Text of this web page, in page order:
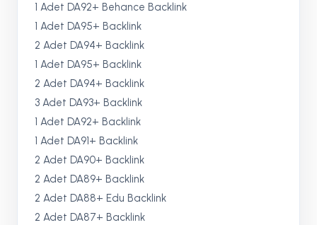
1 Adet DA92+ Behance Backlink
1 Adet DA95+ Backlink
2 Adet DA94+ Backlink
1 Adet DA95+ Backlink
2 Adet DA94+ Backlink
3 Adet DA93+ Backlink
1 Adet DA92+ Backlink
1 Adet DA91+ Backlink
2 Adet DA90+ Backlink
2 Adet DA89+ Backlink
2 Adet DA88+ Edu Backlink
2 Adet DA87+ Backlink